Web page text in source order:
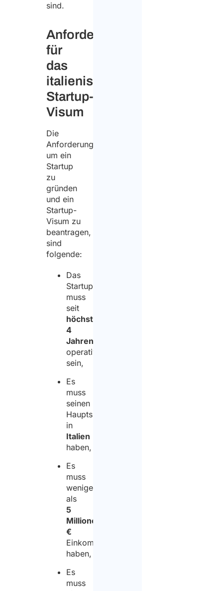
sind.
Anforderungen
für
das
italienische
Startup-
Visum
Die
Anforderungen,
um ein
Startup
zu
gründen
und ein
Startup-
Visum zu
beantragen,
sind
folgende:
Das
Startup
muss
seit
höchstens
4
Jahren
operativ
sein,
Es
muss
seinen
Hauptsitz
in
Italien
haben,
Es
muss
weniger
als
5
Millionen
€
Einkommen
haben,
Es
muss